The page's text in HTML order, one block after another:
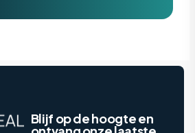
Blijf op de hoogte en